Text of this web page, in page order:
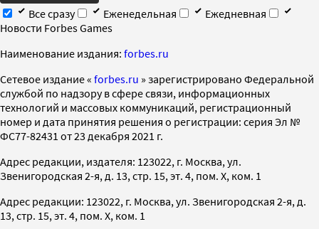
Все сразу
Еженедельная
Ежедневная
Новости Forbes Games
Наименование издания: forbes.ru
Cетевое издание « forbes.ru » зарегистрировано Федеральной
службой по надзору в сфере связи, информационных
технологий и массовых коммуникаций, регистрационный
номер и дата принятия решения о регистрации: серия Эл №
ФС77-82431 от 23 декабря 2021 г.
Адрес редакции, издателя: 123022, г. Москва, ул.
Звенигородская 2-я, д. 13, стр. 15, эт. 4, пом. X, ком. 1
Адрес редакции: 123022, г. Москва, ул. Звенигородская 2-я, д.
13, стр. 15, эт. 4, пом. X, ком. 1